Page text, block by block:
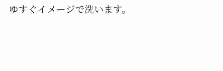
ゆすぐイメージで洗います。